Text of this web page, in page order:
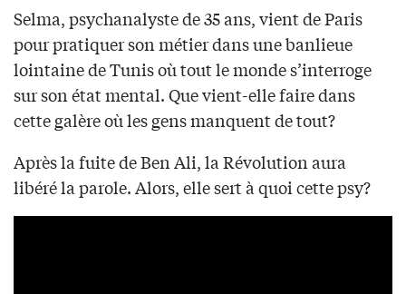
Selma, psychanalyste de 35 ans, vient de Paris
pour pratiquer son métier dans une banlieue
lointaine de Tunis où tout le monde s’interroge
sur son état mental. Que vient-elle faire dans
cette galère où les gens manquent de tout?
Après la fuite de Ben Ali, la Révolution aura
libéré la parole. Alors, elle sert à quoi cette psy?